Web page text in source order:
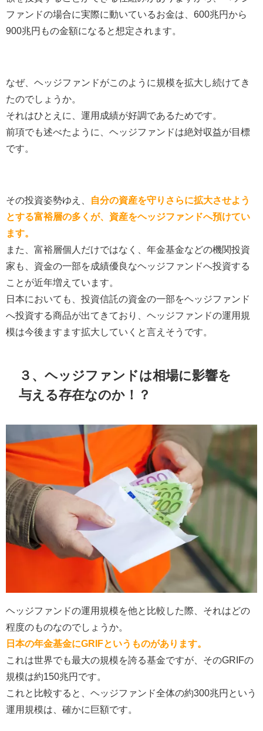
ファンドの場合に実際に動いているお金は、600兆円から
900兆円もの金額になると想定されます。
なぜ、ヘッジファンドがこのように規模を拡大し続けてき
たのでしょうか。
それはひとえに、運用成績が好調であるためです。
前項でも述べたように、ヘッジファンドは絶対収益が目標
です。
その投資姿勢ゆえ、
自分の資産を守りさらに拡大させよう
とする富裕層の多くが、資産をヘッジファンドへ預けてい
ます。
また、富裕層個人だけではなく、年金基金などの機関投資
家も、資金の一部を成績優良なヘッジファンドへ投資する
ことが近年増えています。
日本においても、投資信託の資金の一部をヘッジファンド
へ投資する商品が出てきており、ヘッジファンドの運用規
模は今後ますます拡大していくと言えそうです。
３、ヘッジファンドは相場に影響を
与える存在なのか！？
ヘッジファンドの運用規模を他と比較した際、それはどの
程度のものなのでしょうか。
日本の年金基金にGRIFというものがあります。
これは世界でも最大の規模を誇る基金ですが、そのGRIFの
規模は約150兆円です。
これと比較すると、ヘッジファンド全体の約300兆円という
運用規模は、確かに巨額です。